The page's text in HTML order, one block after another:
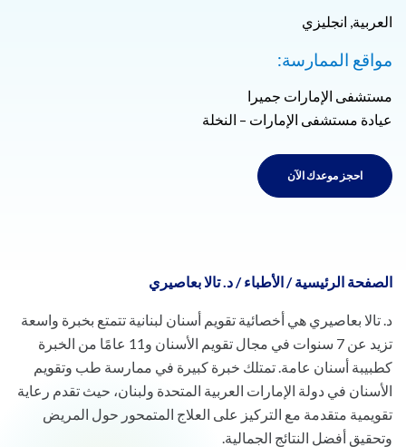
العربية, انجليزي
مواقع الممارسة:
مستشفى الإمارات جميرا
عيادة مستشفى الإمارات – النخلة
احجز موعدك الآن
الصفحة الرئيسية /الأطباء /د. تالا بعاصيري
د. تالا بعاصيري هي أخصائية تقويم أسنان لبنانية تتمتع بخبرة واسعة
تزيد عن 7 سنوات في مجال تقويم الأسنان و11 عامًا من الخبرة
كطبيبة أسنان عامة. تمتلك خبرة كبيرة في ممارسة طب وتقويم
الأسنان في دولة الإمارات العربية المتحدة ولبنان، حيث تقدم رعاية
تقويمية متقدمة مع التركيز على العلاج المتمحور حول المريض
وتحقيق أفضل النتائج الجمالية.